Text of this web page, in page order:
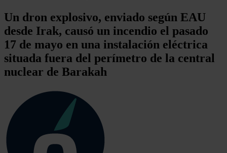
Un dron explosivo, enviado según EAU
desde Irak, causó un incendio el pasado
17 de mayo en una instalación eléctrica
situada fuera del perímetro de la central
nuclear de Barakah